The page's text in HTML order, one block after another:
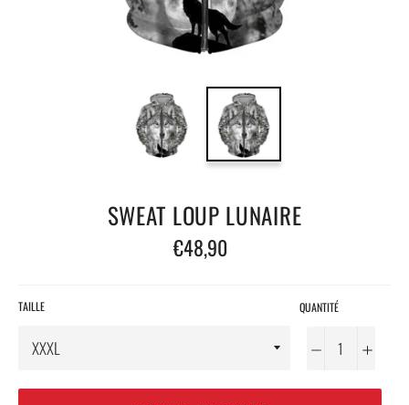
SWEAT LOUP LUNAIRE
Prix
régulier
€48,90
TAILLE QUANTITÉ
− +